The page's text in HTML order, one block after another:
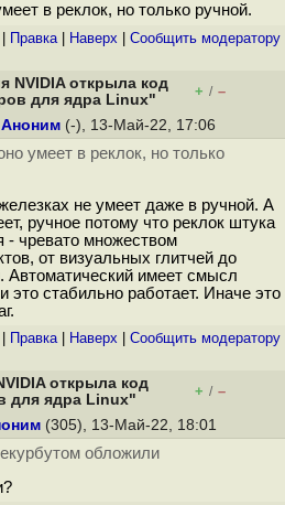
в реклок, но только ручной.
Правка| Наверх Cообщить модератору
NVIDIA открыла код
для ядра Linux"
+ / –
Аноним (-), 13-Май-22, 17:06
умеет в реклок, но только
не умеет даже в ручной. А
ручное потому что реклок штука
- чревато множеством
от визуальных глитчей до
Автоматический имеет смысл
это стабильно работает. Иначе это
Правка| Наверх Cообщить модератору
открыла код
для ядра Linux"
+ / –
(305), 13-Май-22, 18:01
обложили